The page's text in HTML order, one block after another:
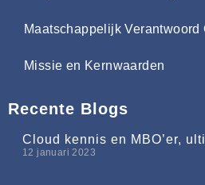
Maatschappelijk Verantwoord
Missie en Kernwaarden
Recente Blogs
Cloud kennis en MBO’er,
12 januari 2023